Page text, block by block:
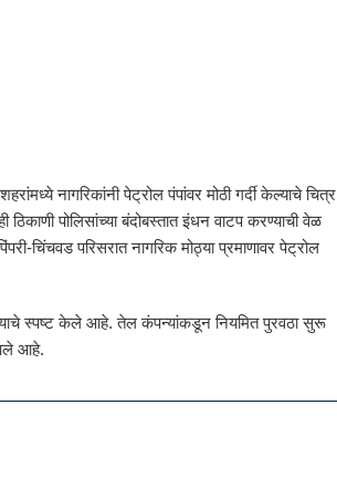
नागरिकांनी पेट्रोल पंपांवर मोठी गर्दी केल्याचे चित्र
पोलिसांच्या बंदोबस्तात इंधन वाटप करण्याची वेळ
चिंचवड परिसरात नागरिक मोठ्या प्रमाणावर पेट्रोल
स्पष्ट केले आहे. तेल कंपन्यांकडून नियमित पुरवठा सुरू
आहे.